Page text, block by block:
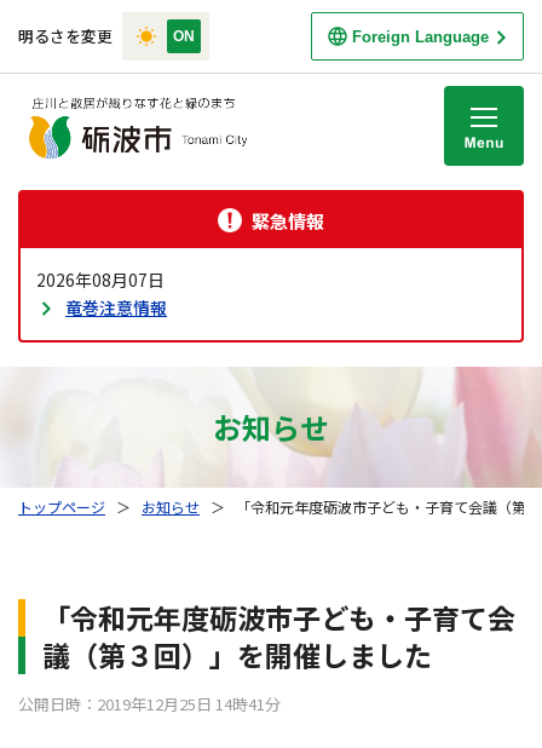
明るさを変更 Foreign Language
緊急情報
2026年08月07日
竜巻注意情報
お知らせ
トップページ ＞ お知らせ ＞ 「令和元年度砺波市子ども・子育て会議（第
「令和元年度砺波市子ども・子育て会
議（第３回）」を開催しました
公開日時：2019年12月25日 14時41分